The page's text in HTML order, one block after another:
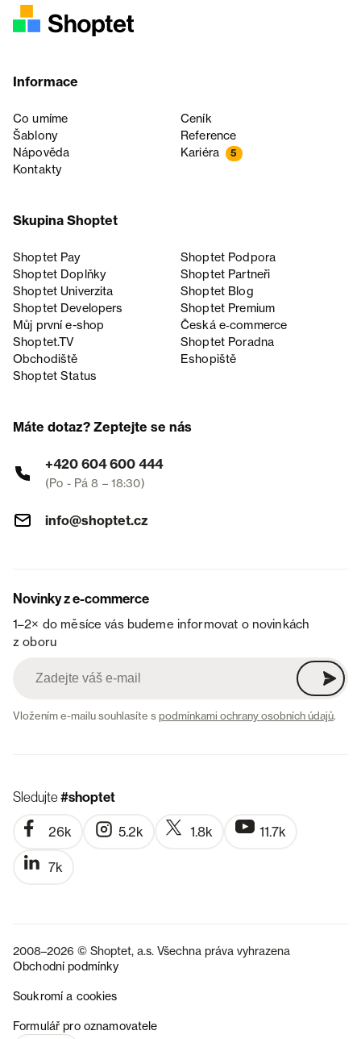
Informace
Co umíme
Ceník
Šablony
Reference
Nápověda
Kariéra 5
Kontakty
Skupina Shoptet
Shoptet Pay
Shoptet Podpora
Shoptet Doplňky
Shoptet Partneři
Shoptet Univerzita
Shoptet Blog
Shoptet Developers
Shoptet Premium
Můj první e-shop
Česká e‑commerce
Shoptet.TV
Shoptet Poradna
Obchodiště
Eshopiště
Shoptet Status
Máte dotaz? Zeptejte se nás
+420 604 600 444
(Po - Pá 8 – 18:30)
info@shoptet.cz
Novinky z e-commerce
1–2× do měsíce vás budeme informovat o novinkách
z oboru
Vložením e-mailu souhlasíte spodmínkami ochrany osobních údajů.
Sledujte#shoptet
26k 5.2k 1.8k 11.7k
7k
2008–2026 © Shoptet, a.s. Všechna práva vyhrazena
Obchodní podmínky
Soukromí a cookies
Formulář pro oznamovatele